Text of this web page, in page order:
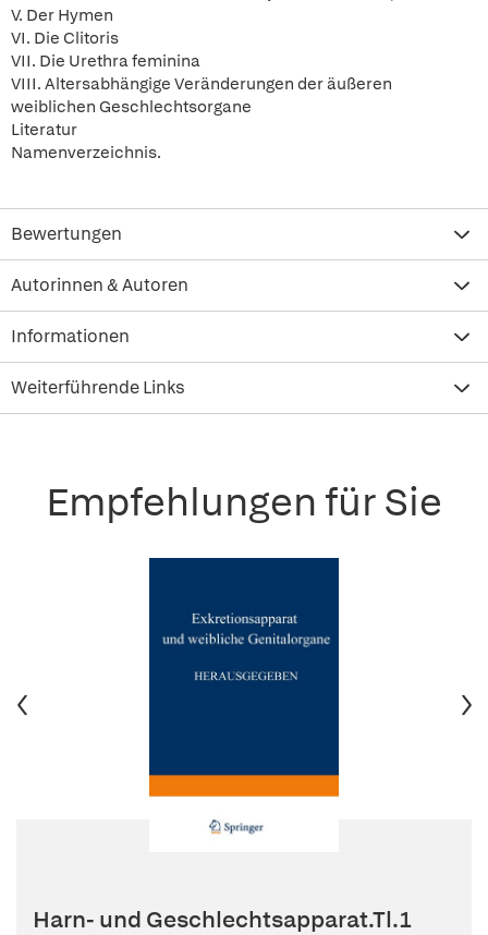
V. Der Hymen
VI. Die Clitoris
VII. Die Urethra feminina
VIII. Altersabhängige Veränderungen der äußeren
weiblichen Geschlechtsorgane
Literatur
Namenverzeichnis.
Bewertungen
Autorinnen & Autoren
Informationen
Weiterführende Links
Empfehlungen für Sie
Harn- und Geschlechtsapparat.Tl.1